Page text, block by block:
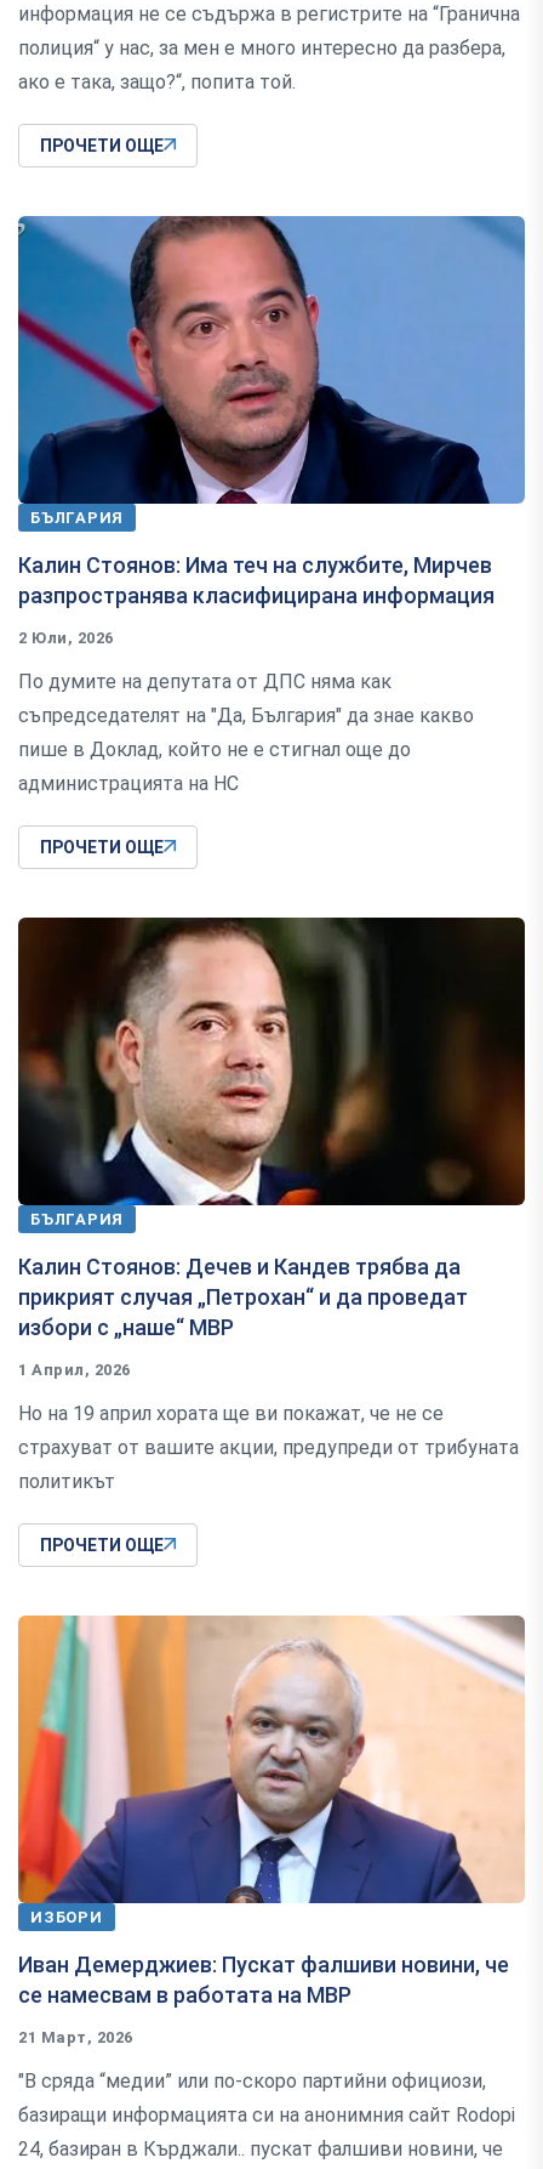
информация не се съдържа в регистрите на “Гранична
полиция“ у нас, за мен е много интересно да разбера,
ако е така, защо?“, попита той.
ПРОЧЕТИ ОЩЕ
БЪЛГАРИЯ
Калин Стоянов: Има теч на службите, Мирчев
разпространява класифицирана информация
2 Юли, 2026
По думите на депутата от ДПС няма как
съпредседателят на "Да, България" да знае какво
пише в Доклад, който не е стигнал още до
администрацията на НС
ПРОЧЕТИ ОЩЕ
БЪЛГАРИЯ
Калин Стоянов: Дечев и Кандев трябва да
прикрият случая „Петрохан“ и да проведат
избори с „наше“ МВР
1 Април, 2026
Но на 19 април хората ще ви покажат, че не се
страхуват от вашите акции, предупреди от трибуната
политикът
ПРОЧЕТИ ОЩЕ
ИЗБОРИ
Иван Демерджиев: Пускат фалшиви новини, че
се намесвам в работата на МВР
21 Март, 2026
"В сряда “медии” или по-скоро партийни официози,
базиращи информацията си на анонимния сайт Rodopi
24, базиран в Кърджали.. пускат фалшиви новини, че